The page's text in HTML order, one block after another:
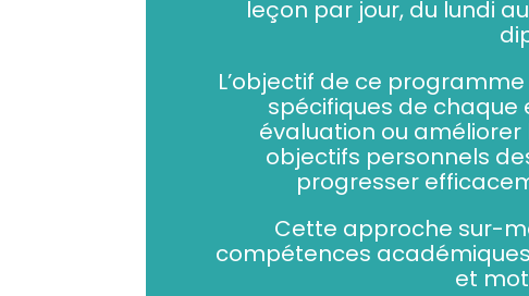
leçon par jour, du lundi
L’objectif de ce
spécifiques de chaque
évaluation ou
objectifs personnels
progresser
Cette approche sur-
compétences
et